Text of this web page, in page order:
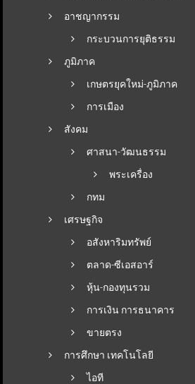
อาชญากรรม
กระบวนการยุติธรรม
ภูมิภาค
เกษตรยุคใหม่-ภูมิภาค
การเมือง
สังคม
ศาสนา-วัฒนธรรม
พระเครื่อง
กทม
เศรษฐกิจ
อสังหาริมทรัพย์
ตลาด-ซีเอสอาร์
หุ้น-กองทุนรวม
การเงิน การธนาคาร
ขายตรง
การศึกษา เทคโนโลยี
ไอที